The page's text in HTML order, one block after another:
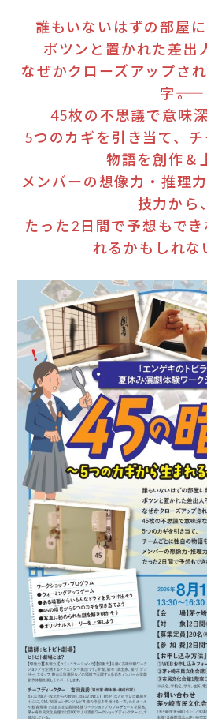
誰もいないはずの部屋に
ポツンと置かれた差出
なぜかクローズアップさ
字――。
45枚の不思議で意味
5つのカギを引き当て、
物語を創作＆
メンバーの想像力・推理
技力から、
たった2日間で予想もで
れるかもしれな